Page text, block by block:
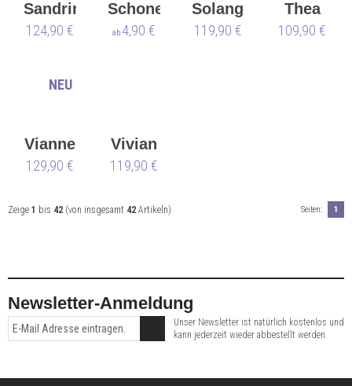
Sandrine
124,90 €
Schoner
Anna
ab 4,90 €
Solange
119,90 €
Thea
109,90 €
Vianne
129,90 €
NEU
Vivian
119,90 €
Zeige 1 bis 42 (von insgesamt 42 Artikeln) Seiten: 1
Newsletter-Anmeldung
Unser Newsletter ist natürlich kostenlos und
kann jederzeit wieder abbestellt werden.